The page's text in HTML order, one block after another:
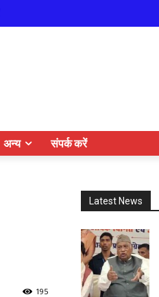
अन्य संपर्क करें
195
Latest News